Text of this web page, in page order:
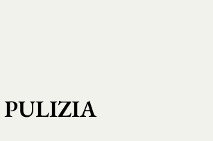
PULIZIA